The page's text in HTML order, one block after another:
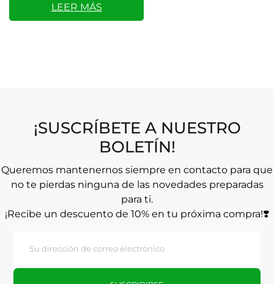
LEER MÁS
¡SUSCRÍBETE A NUESTRO
BOLETÍN!
Queremos mantenernos siempre en contacto para que
no te pierdas ninguna de las novedades preparadas
para ti.
¡Recibe un descuento de 10% en tu próxima compra!❣️